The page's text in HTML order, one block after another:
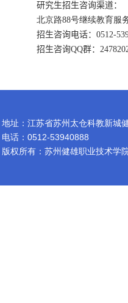
研究生招生咨询渠道：
北京路88号继续教育服
招生咨询电话： 0512-
招生咨询QQ群：
地址：江苏省苏州太仓科教新城
电话：0512-53940888
版权所有：苏州健雄职业技术学